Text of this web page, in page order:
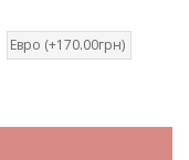
Евро (+170.00грн)